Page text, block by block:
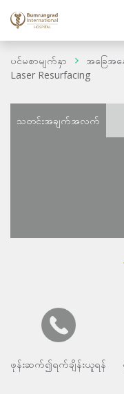
ပင်မစာမျက်နှာ အခြေအ
Laser Resurfacing
သတင်းအချက်အလက်
ဖုန်းဆက်၍ရက်ချိန်းယူရန်